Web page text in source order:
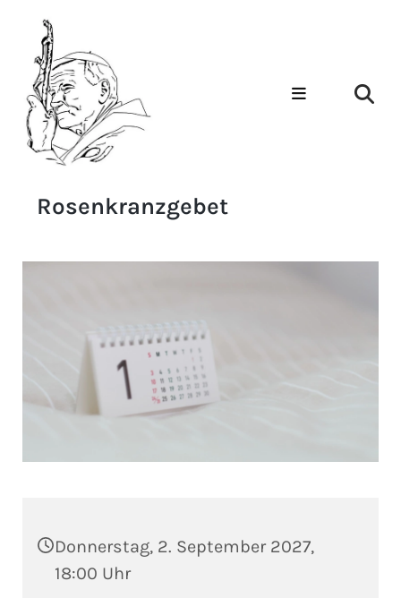
Rosenkranzgebet
Donnerstag, 2. September 2027,
18:00 Uhr